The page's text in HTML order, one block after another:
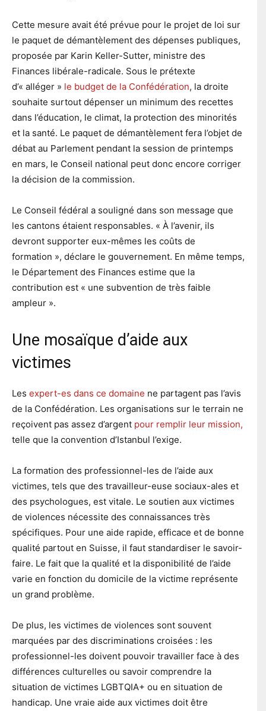
Cette mesure avait été prévue pour le projet de loi sur
le paquet de démantèlement des dépenses publiques,
proposée par Karin Keller-Sutter, ministre des
Finances libérale-radicale. Sous le prétexte
d’« alléger » le budget de la Confédération, la droite
souhaite surtout dépenser un minimum des recettes
dans l’éducation, le climat, la protection des minorités
et la santé. Le paquet de démantèlement fera l’objet de
débat au Parlement pendant la session de printemps
en mars, le Conseil national peut donc encore corriger
la décision de la commission.
Le Conseil fédéral a souligné dans son message que
les cantons étaient responsables. « À l’avenir, ils
devront supporter eux-mêmes les coûts de
formation », déclare le gouvernement. En même temps,
le Département des Finances estime que la
contribution est « une subvention de très faible
ampleur ».
Une mosaïque d’aide aux
victimes
Les expert-es dans ce domaine ne partagent pas l’avis
de la Confédération. Les organisations sur le terrain ne
reçoivent pas assez d’argent pour remplir leur mission,
telle que la convention d’Istanbul l’exige.
La formation des professionnel-les de l’aide aux
victimes, tels que des travailleur-euse sociaux-ales et
des psychologues, est vitale. Le soutien aux victimes
de violences nécessite des connaissances très
spécifiques. Pour une aide rapide, efficace et de bonne
qualité partout en Suisse, il faut standardiser le savoir-
faire. Le fait que la qualité et la disponibilité de l’aide
varie en fonction du domicile de la victime représente
un grand problème.
De plus, les victimes de violences sont souvent
marquées par des discriminations croisées : les
professionnel-les doivent pouvoir travailler face à des
différences culturelles ou savoir comprendre la
situation de victimes LGBTQIA+ ou en situation de
handicap. Une vraie aide aux victimes doit être